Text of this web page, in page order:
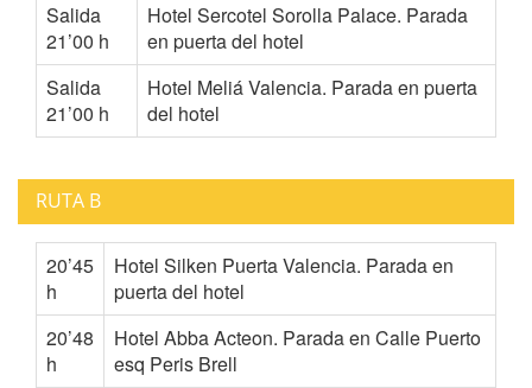
Salida
21’00 h
Hotel Sercotel Sorolla Palace. Parada
en puerta del hotel
Salida
21’00 h
Hotel Meliá Valencia. Parada en puerta
del hotel
RUTA B
20’45
h
Hotel Silken Puerta Valencia. Parada en
puerta del hotel
20’48
h
Hotel Abba Acteon. Parada en Calle Puerto
esq Peris Brell